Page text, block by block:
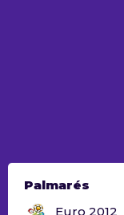
Palmarés
Euro 2012